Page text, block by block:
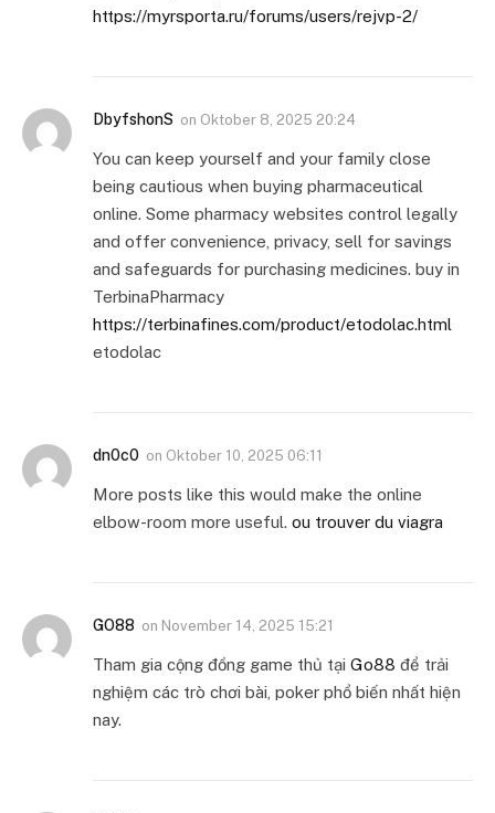
https://myrsporta.ru/forums/users/rejvp-2/
DbyfshonS on Oktober 8, 2025 20:24
You can keep yourself and your family close
being cautious when buying pharmaceutical
online. Some pharmacy websites control legally
and offer convenience, privacy, sell for savings
and safeguards for purchasing medicines. buy in
TerbinaPharmacy
https://terbinafines.com/product/etodolac.html
etodolac
dn0c0 on Oktober 10, 2025 06:11
More posts like this would make the online
elbow-room more useful. ou trouver du viagra
GO88 on November 14, 2025 15:21
Tham gia cộng đồng game thủ tại Go88 để trải
nghiệm các trò chơi bài, poker phổ biến nhất hiện
nay.